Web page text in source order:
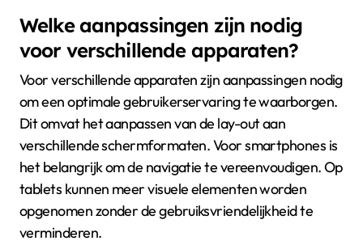
Welke aanpassingen zijn nodig
voor verschillende apparaten?
Voor verschillende apparaten zijn aanpassingen nodig
om een optimale gebruikerservaring te waarborgen.
Dit omvat het aanpassen van de lay-out aan
verschillende schermformaten. Voor smartphones is
het belangrijk om de navigatie te vereenvoudigen. Op
tablets kunnen meer visuele elementen worden
opgenomen zonder de gebruiksvriendelijkheid te
verminderen.